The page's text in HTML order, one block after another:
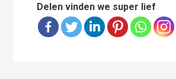
Delen vinden we super lief